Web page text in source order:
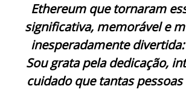
Ethereum que tornaram
significativa, memorável e
inesperadamente
Sou grata pela dedicação,
cuidado que tantas